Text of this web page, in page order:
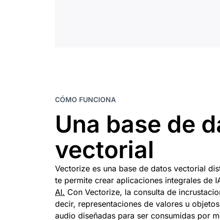
CÓMO FUNCIONA
Una base de
vectorial
Vectorize es una base de datos vectorial
te permite crear aplicaciones integrales de
AI. Con Vectorize, la consulta de
decir, representaciones de valores u
audio diseñadas para ser consumidas por